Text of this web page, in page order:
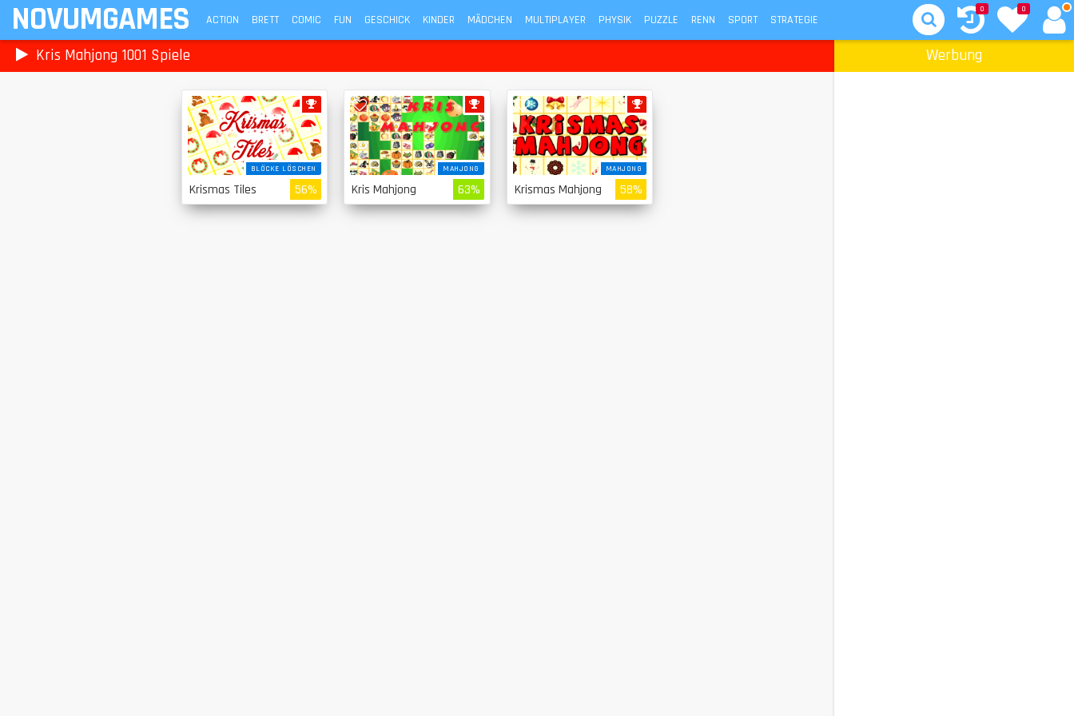
NOVUMGAMES ACTION BRETT COMIC FUN GESCHICK KINDER MÄDCHEN MULTIPLAYER PHYSIK PUZZLE RENN SPORT STRATEGIE
0
0
Kris Mahjong 1001 Spiele
BLÖCKE LÖSCHEN
Krismas Tiles 56%
MAHJONG
Kris Mahjong 63%
MAHJONG
Krismas Mahjong 58%
Werbung